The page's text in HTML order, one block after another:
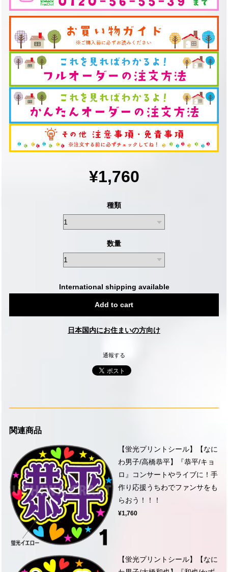
¥1,760
種類
数量
International shipping available
Add to cart
日本国内にお住まいの方向け
通報する
関連商品
【蛍光プリントシール】【なに
わ男子/高橋恭平】『恭平/キョ
ロ』コンサートやライブに！手
作り応援うちわでファンサをも
らおう！！！
¥1,760
【蛍光プリントシール】【なに